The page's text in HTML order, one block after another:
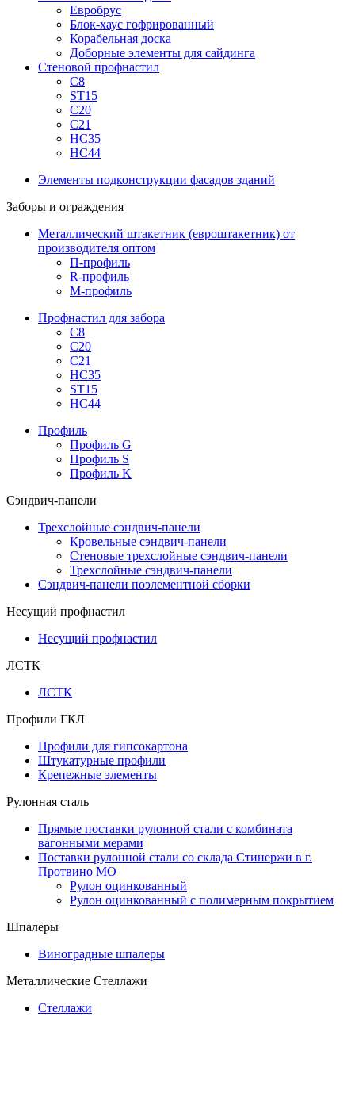
Евробрус
Блок-хаус гофрированный
Корабельная доска
Доборные элементы для сайдинга
Стеновой профнастил
С8
ST15
С20
С21
НС35
НС44
Элементы подконструкции фасадов зданий
Заборы и ограждения
Металлический штакетник (евроштакетник) от
производителя оптом
П-профиль
R-профиль
М-профиль
Профнастил для забора
С8
С20
С21
НС35
ST15
НС44
Профиль
Профиль G
Профиль S
Профиль K
Сэндвич-панели
Трехслойные сэндвич-панели
Кровельные сэндвич-панели
Стеновые трехслойные сэндвич-панели
Трехслойные сэндвич-панели
Сэндвич-панели поэлементной сборки
Несущий профнастил
Несущий профнастил
ЛСТК
ЛСТК
Профили ГКЛ
Профили для гипсокартона
Штукатурные профили
Крепежные элементы
Рулонная сталь
Прямые поставки рулонной стали с комбината
вагонными мерами
Поставки рулонной стали со склада Стинержи в г.
Протвино МО
Рулон оцинкованный
Рулон оцинкованный с полимерным покрытием
Шпалеры
Виноградные шпалеры
Металлические Стеллажи
Стеллажи